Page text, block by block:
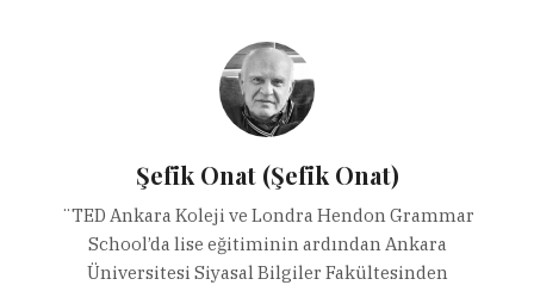
Şefik Onat (Şefik Onat)
¨TED Ankara Koleji ve Londra Hendon Grammar
School’da lise eğitiminin ardından Ankara
Üniversitesi Siyasal Bilgiler Fakültesinden